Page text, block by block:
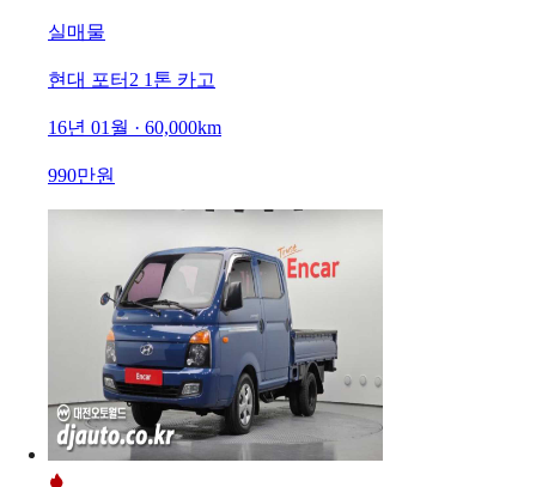
실매물
현대 포터2 1톤 카고
16년 01월 · 60,000km
990만원